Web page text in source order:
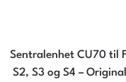
Sentralenhet CU70 til
S2, S3 og S4 –